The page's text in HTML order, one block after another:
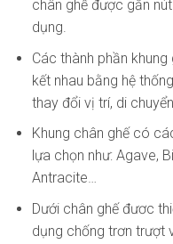
chân ghế được gắn
dụng.
Các thành phần
kết nhau bằng hệ
thay đổi vị trí, di
Khung chân ghế có
lựa chọn như: Agave,
Antracite…
Dưới chân ghế đươc
dụng chống trơn trượt